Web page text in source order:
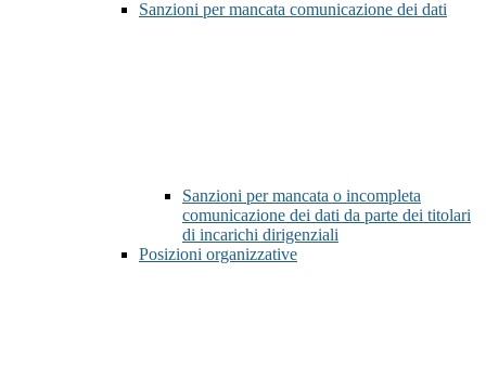
Sanzioni per mancata comunicazione dei dati
Sanzioni per mancata o incompleta
comunicazione dei dati da parte dei titolari
di incarichi dirigenziali
Posizioni organizzative